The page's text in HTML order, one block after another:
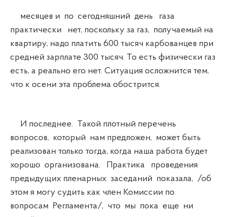
месяцев и по сегодняшний день газа
практически нет, поскольку за газ, получаемый на
квартиру, надо платить 600 тысяч карбованцев при
средней зарплате 300 тысяч. То есть физически газ
есть, а реально его нет. Ситуация осложнится тем,
что к осени эта проблема обострится.
И последнее. Такой плотный перечень
вопросов, который нам предложен, может быть
реализован только тогда, когда наша работа будет
хорошо организована. Практика проведения
предыдущих пленарных заседаний показала, /об
этом я могу судить как член Комиссии по
вопросам Регламента/, что мы пока еще ни